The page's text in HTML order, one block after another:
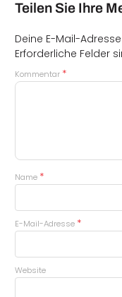
Teilen Sie Ihre
Deine E-Mail-
Erforderliche Felder
Kommentar *
Name *
E-Mail-Adresse *
Website